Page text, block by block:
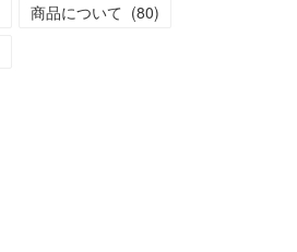
商品について (80)